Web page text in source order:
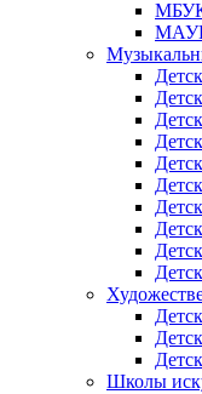
Школы